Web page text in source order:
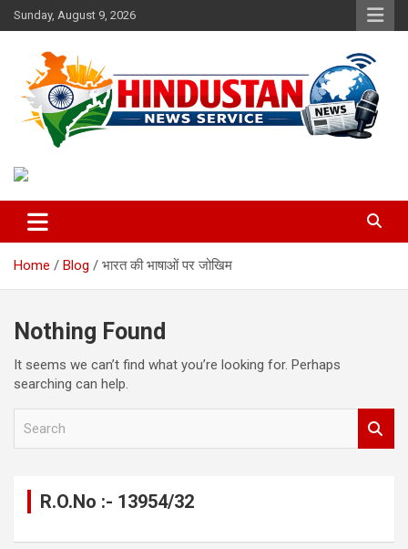
Skip
to
Sunday, August 9, 2026
Hindustan News Service
Home Blog भारत की भाषाओं पर जोखिम
Nothing Found
It seems we can’t find what you’re looking for. Perhaps
searching can help.
R.O.No :- 13954/32